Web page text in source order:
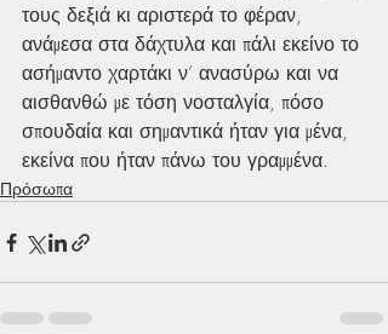
τους δεξιά κι αριστερά το φέραν,
ανάμεσα στα δάχτυλα και πάλι εκείνο το
ασήμαντο χαρτάκι ν’ ανασύρω και να
αισθανθώ με τόση νοσταλγία, πόσο
σπουδαία και σημαντικά ήταν για μένα,
εκείνα που ήταν πάνω του γραμμένα.
Πρόσωπα